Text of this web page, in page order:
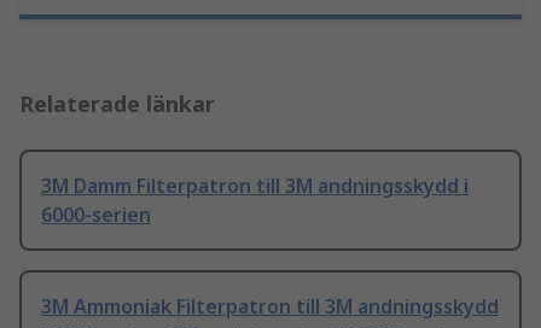
Relaterade länkar
3M Damm Filterpatron till 3M andningsskydd i
6000-serien
3M Ammoniak Filterpatron till 3M andningsskydd